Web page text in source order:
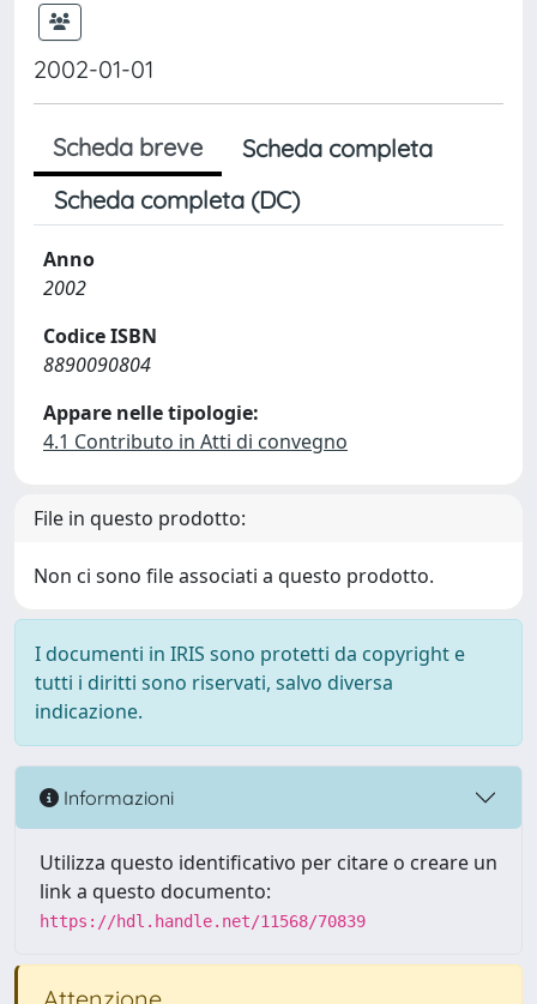
2002-01-01
Scheda breve
Scheda completa
Scheda completa (DC)
Anno
2002
Codice ISBN
8890090804
Appare nelle tipologie:
4.1 Contributo in Atti di convegno
File in questo prodotto:
Non ci sono file associati a questo prodotto.
I documenti in IRIS sono protetti da copyright e
tutti i diritti sono riservati, salvo diversa
indicazione.
Informazioni
Utilizza questo identificativo per citare o creare un
link a questo documento:
https://hdl.handle.net/11568/70839